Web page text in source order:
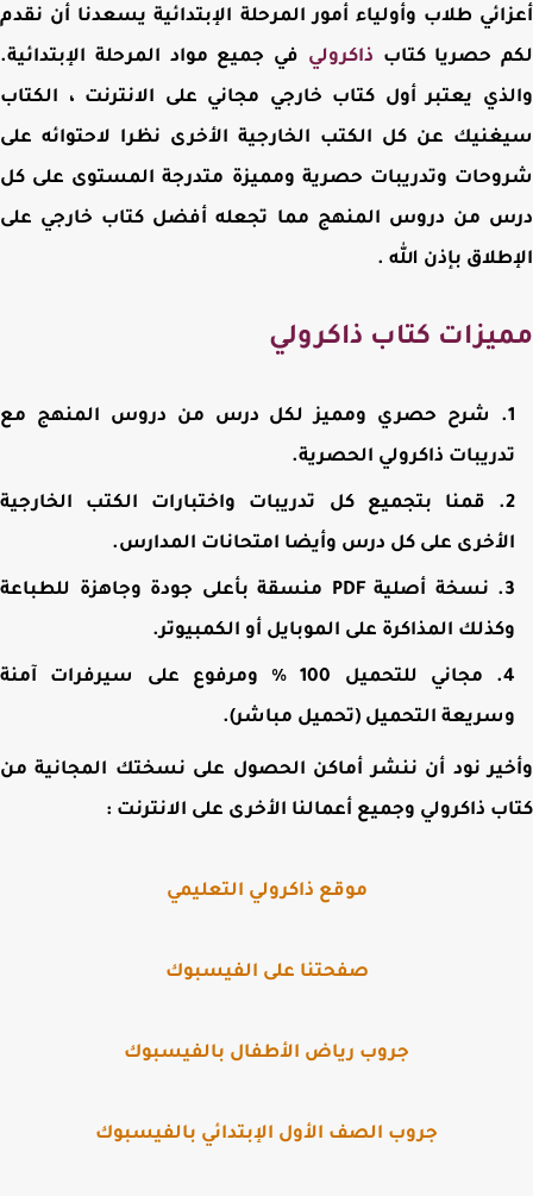
طلاب وأولياء أمور المرحلة الإبتدائية يسعدنا أن نقدم
حصريا كتابذاكروليفي جميع مواد المرحلة الإبتدائية.
يعتبر أول كتاب خارجي مجاني على الانترنت ، الكتاب
عن كل الكتب الخارجية الأخرى نظرا لاحتوائه على
وتدريبات حصرية ومميزة متدرجة المستوى على كل
من دروس المنهج مما تجعله أفضل كتاب خارجي على
بإذن الله .
كتاب ذاكرولي
شرح حصري ومميز لكل درس من دروس المنهج مع
ذاكرولي الحصرية.
قمنا بتجميع كل تدريبات واختبارات الكتب الخارجية
على كل درس وأيضا امتحانات المدارس.
نسخة أصلية PDF منسقة بأعلى جودة وجاهزة للطباعة
المذاكرة على الموبايل أو الكمبيوتر.
مجاني للتحميل 100 % ومرفوع على سيرفرات آمنة
التحميل (تحميل مباشر).
نود أن ننشر أماكن الحصول على نسختك المجانية من
ذاكرولي وجميع أعمالنا الأخرى على الانترنت :
موقع ذاكرولي التعليمي
صفحتنا على الفيسبوك
جروب رياض الأطفال بالفيسبوك
جروب الصف الأول الإبتدائي بالفيسبوك